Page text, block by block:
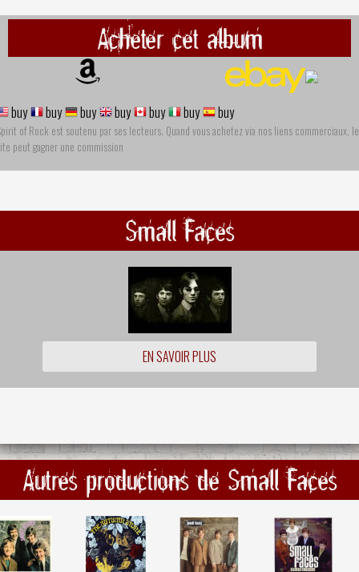
Acheter cet album
buy buy buy buy buy buy buy
of Rock est soutenu par ses lecteurs. Quand vous achetez via nos liens commerciaux, le
peut gagner une commission
Small Faces
EN SAVOIR PLUS
Autres productions de Small Faces